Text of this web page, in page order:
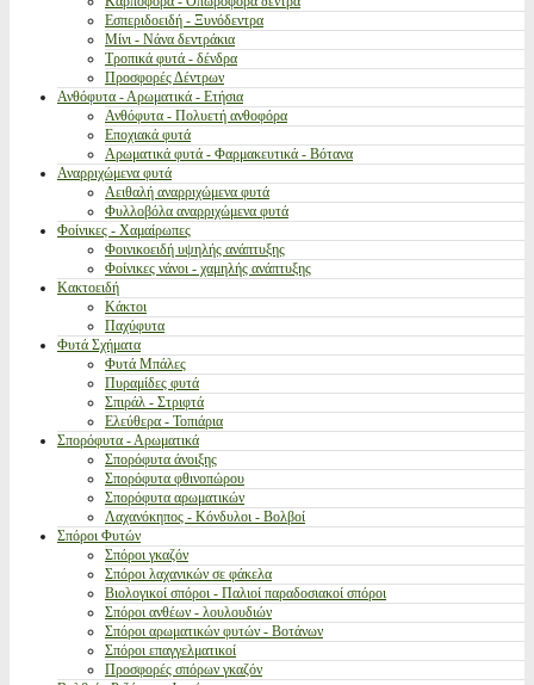
Εσπεριδοειδή - Ξυνόδεντρα
Μίνι - Νάνα δεντράκια
Τροπικά φυτά - δένδρα
Προσφορές Δέντρων
Ανθόφυτα - Αρωματικά - Ετήσια
Ανθόφυτα - Πολυετή ανθοφόρα
Εποχιακά φυτά
Αρωματικά φυτά - Φαρμακευτικά - Βότανα
Αναρριχώμενα φυτά
Αειθαλή αναρριχώμενα φυτά
Φυλλοβόλα αναρριχώμενα φυτά
Φοίνικες - Χαμαίρωπες
Φοινικοειδή υψηλής ανάπτυξης
Φοίνικες νάνοι - χαμηλής ανάπτυξης
Κακτοειδή
Κάκτοι
Παχύφυτα
Φυτά Σχήματα
Φυτά Μπάλες
Πυραμίδες φυτά
Σπιράλ - Στριφτά
Ελεύθερα - Τοπιάρια
Σπορόφυτα - Αρωματικά
Σπορόφυτα άνοιξης
Σπορόφυτα φθινοπώρου
Σπορόφυτα αρωματικών
Λαχανόκηπος - Κόνδυλοι - Βολβοί
Σπόροι Φυτών
Σπόροι γκαζόν
Σπόροι λαχανικών σε φάκελα
Βιολογικοί σπόροι - Παλιοί παραδοσιακοί σπόροι
Σπόροι ανθέων - λουλουδιών
Σπόροι αρωματικών φυτών - Βοτάνων
Σπόροι επαγγελματικοί
Προσφορές σπόρων γκαζόν